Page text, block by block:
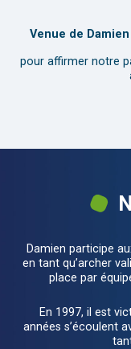
Venue de
pour affirmer notre
Damien participe
en tant qu’archer
place par
En 1997, il est
années s’écoulent